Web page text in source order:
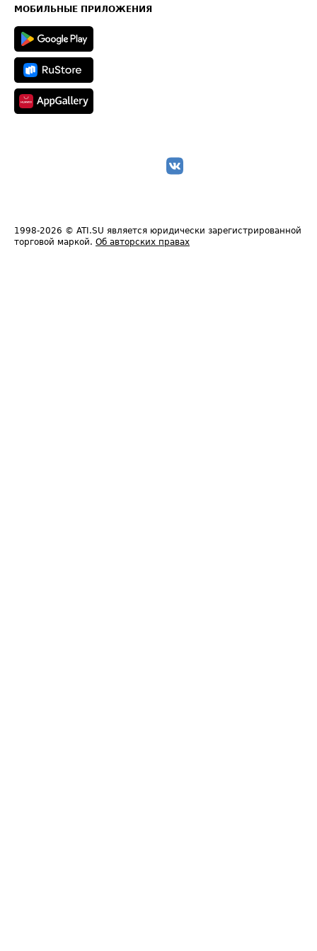
Техническая информация
МОБИЛЬНЫЕ ПРИЛОЖЕНИЯ
1998-2026 © ATI.SU является юридически зарегистрированной
торговой маркой. Об авторских правах